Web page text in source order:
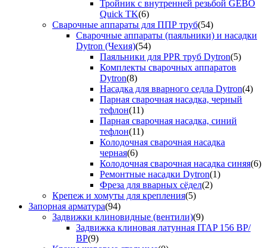
Тройник с внутренней резьбой GEBO
Quick TK(6)
Сварочные аппараты для ППР труб(54)
Сварочные аппараты (паяльники) и насадки
Dytron (Чехия)(54)
Паяльники для PPR труб Dytron(5)
Комплекты сварочных аппаратов
Dytron(8)
Насадка для вварного седла Dytron(4)
Парная сварочная насадка, черный
тефлон(11)
Парная сварочная насадка, синий
тефлон(11)
Колодочная сварочная насадка
черная(6)
Колодочная сварочная насадка синяя(6)
Ремонтные насадки Dytron(1)
Фреза для вварных сёдел(2)
Крепеж и хомуты для крепления(5)
Запорная арматура(94)
Задвижки клиновидные (вентили)(9)
Задвижка клиновая латунная ITAP 156 ВР/
ВР(9)